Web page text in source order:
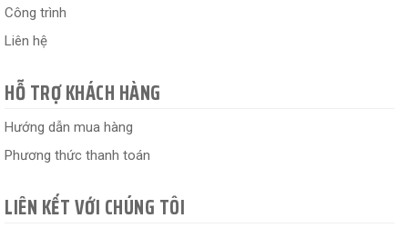
Công trình
Liên hệ
HỖ TRỢ KHÁCH HÀNG
Hướng dẫn mua hàng
Phương thức thanh toán
LIÊN KẾT VỚI CHÚNG TÔI